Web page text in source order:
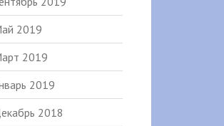
2019
2019
2019
2018